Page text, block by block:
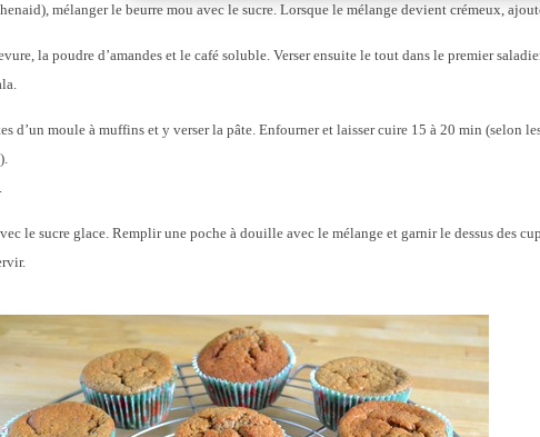
mélanger le beurre mou avec le sucre. Lorsque le mélange devient crémeux,
la poudre d’amandes et le café soluble. Verser ensuite le tout dans le premier
d’un moule à muffins et y verser la pâte. Enfourner et laisser cuire 15 à 20 min (selon
le sucre glace. Remplir une poche à douille avec le mélange et garnir le dessus des